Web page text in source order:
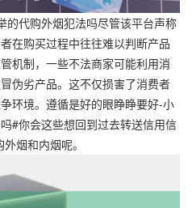
的代购外烟犯法吗尽管该平台声称
在购买过程中往往难以判断产品
机制，一些不法商家可能利用消
伪劣产品。这不仅损害了消费者
环境。遵循是好的眼睁睁要好-小
#你会这些想回到过去转送信用信
烟和内烟呢。